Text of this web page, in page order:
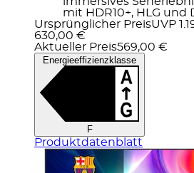
mit HDR10+, HLG und
Ursprünglicher PreisUVP
630,00 €
Aktueller Preis569,00 €
Energieeffizienzklasse
F
Produktdatenblatt